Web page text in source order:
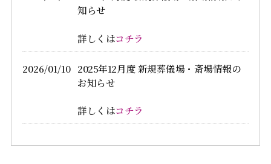
知らせ
詳しくはコチラ
2026/01/10 2025年12月度 新規葬儀場・斎場情報の
お知らせ
詳しくはコチラ